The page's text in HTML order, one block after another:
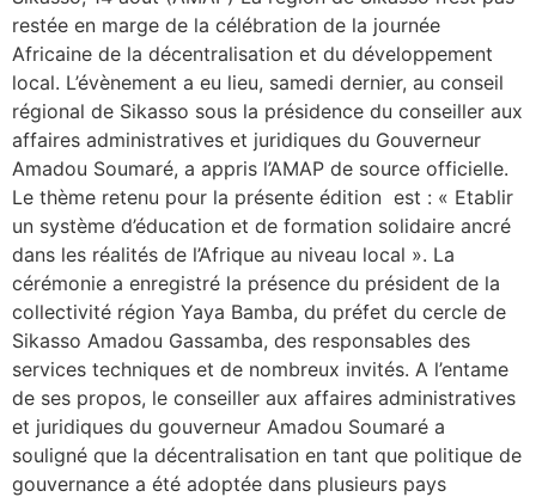
restée en marge de la célébration de la journée
Africaine de la décentralisation et du développement
local. L’évènement a eu lieu, samedi dernier, au conseil
régional de Sikasso sous la présidence du conseiller aux
affaires administratives et juridiques du Gouverneur
Amadou Soumaré, a appris l’AMAP de source officielle.
Le thème retenu pour la présente édition est : « Etablir
un système d’éducation et de formation solidaire ancré
dans les réalités de l’Afrique au niveau local ». La
cérémonie a enregistré la présence du président de la
collectivité région Yaya Bamba, du préfet du cercle de
Sikasso Amadou Gassamba, des responsables des
services techniques et de nombreux invités. A l’entame
de ses propos, le conseiller aux affaires administratives
et juridiques du gouverneur Amadou Soumaré a
souligné que la décentralisation en tant que politique de
gouvernance a été adoptée dans plusieurs pays